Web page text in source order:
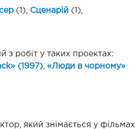
(1), Сценарій (1),
робіт у таких проектах:
(1997) «Люди в чорному»
який знімається у фільмах,